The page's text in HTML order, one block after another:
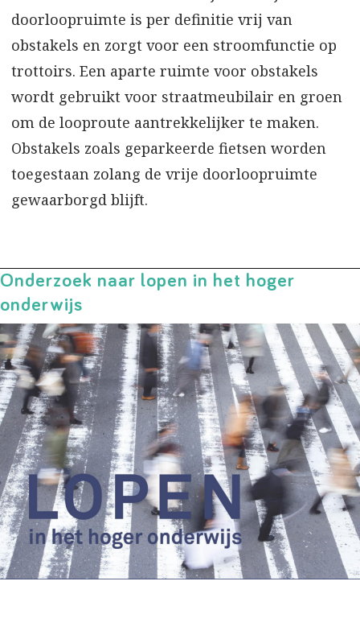
doorloopruimte is per definitie vrij van
obstakels en zorgt voor een stroomfunctie op
trottoirs. Een aparte ruimte voor obstakels
wordt gebruikt voor straatmeubilair en groen
om de looproute aantrekkelijker te maken.
Obstakels zoals geparkeerde fietsen worden
toegestaan zolang de vrije doorloopruimte
gewaarborgd blijft.
Onderzoek naar lopen in het hoger
onderwijs